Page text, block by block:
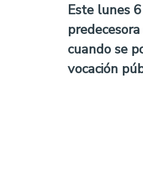
Este lunes
cuando se
vocación